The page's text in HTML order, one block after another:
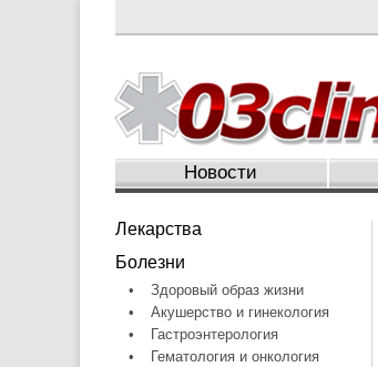
Новости
Лекарства
Болезни
•
Здоровый образ жизни
•
Акушерство и гинекология
•
Гастроэнтерология
•
Гематология и онкология